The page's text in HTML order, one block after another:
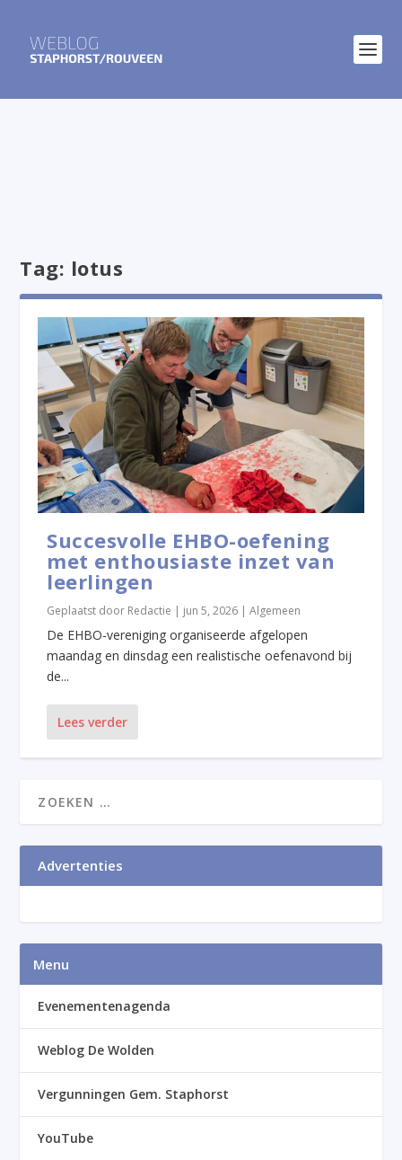
Tag: lotus
Succesvolle EHBO-oefening
met enthousiaste inzet van
leerlingen
Geplaatst door Redactie | jun 5, 2026 |Algemeen
De EHBO-vereniging organiseerde afgelopen
maandag en dinsdag een realistische oefenavond bij
de...
Lees verder
Advertenties
Menu
Evenementenagenda
Weblog De Wolden
Vergunningen Gem. Staphorst
YouTube